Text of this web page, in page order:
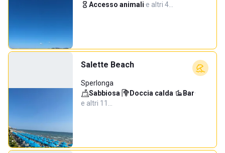
Accesso animali·e altri 4…
Salette Beach
Sperlonga
Sabbiosa· Doccia calda· Bar·
e altri 11…